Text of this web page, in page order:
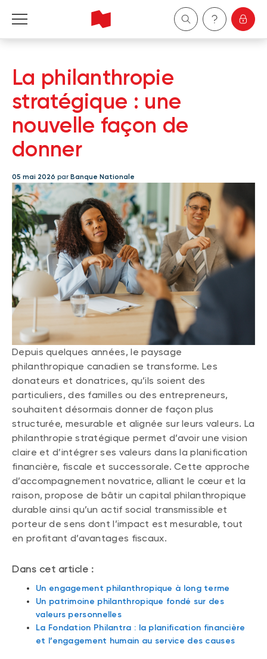
Entreprises
Gestion de patrimoine
À propos de nous
Devenir client
English
La philanthropie
stratégique : une
nouvelle façon de
donner
05 mai 2026 par Banque Nationale
Depuis quelques années, le paysage
philanthropique canadien se transforme. Les
donateurs et donatrices, qu’ils soient des
particuliers, des familles ou des entrepreneurs,
souhaitent désormais donner de façon plus
structurée, mesurable et alignée sur leurs valeurs. La
philanthropie stratégique permet d’avoir une vision
claire et d’intégrer ses valeurs dans la planification
financière, fiscale et successorale. Cette approche
d’accompagnement novatrice, alliant le cœur et la
raison, propose de bâtir un capital philanthropique
durable ainsi qu’un actif social transmissible et
porteur de sens dont l’impact est mesurable, tout
en profitant d’avantages fiscaux.
Dans cet article :
Un engagement philanthropique à long terme
Un patrimoine philanthropique fondé sur des
valeurs personnelles
La Fondation Philantra : la planification financière
et l’engagement humain au service des causes